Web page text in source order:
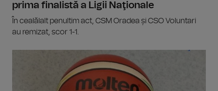
prima finalistă a Ligii Naţionale
În cealălalt penultim act, CSM Oradea și CSO Voluntari
au remizat, scor 1-1.